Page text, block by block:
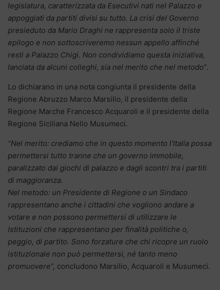
legislatura, caratterizzata da Esecutivi nati nel Palazzo e
appoggiati da partiti divisi su tutto. La crisi del Governo
presieduto da Mario Draghi ne rappresenta solo il triste
epilogo e non sottoscriveremo nessun appello affinché
resti a Palazzo Chigi. Non condividiamo questa iniziativa,
lanciata da alcuni colleghi, sia nel merito che nel metodo“.
Lo dichiarano in una nota congiunta il presidente della
Regione Abruzzo Marco Marsilio, il presidente della
Regione Marche Francesco Acquaroli e il presidente della
Regione Siciliana Nello Musumeci.
“Nel merito: crediamo che in questo momento l’Italia possa
permettersi tutto tranne che un governo immobile,
paralizzato dai giochi di palazzo e dagli scontri tra i partiti
di maggioranza.
Nel metodo: un Presidente di Regione o un Sindaco
rappresentano anche i cittadini che vogliono andare a
votare e non possono permettersi di utilizzare le
Istituzioni che rappresentano per finalità politiche o,
peggio, di partito. Sono forzature che chi ricopre un ruolo
istituzionale non può permettersi, né tanto meno
promuovere”, concludono Marsilio, Acquaroli e Musumeci.